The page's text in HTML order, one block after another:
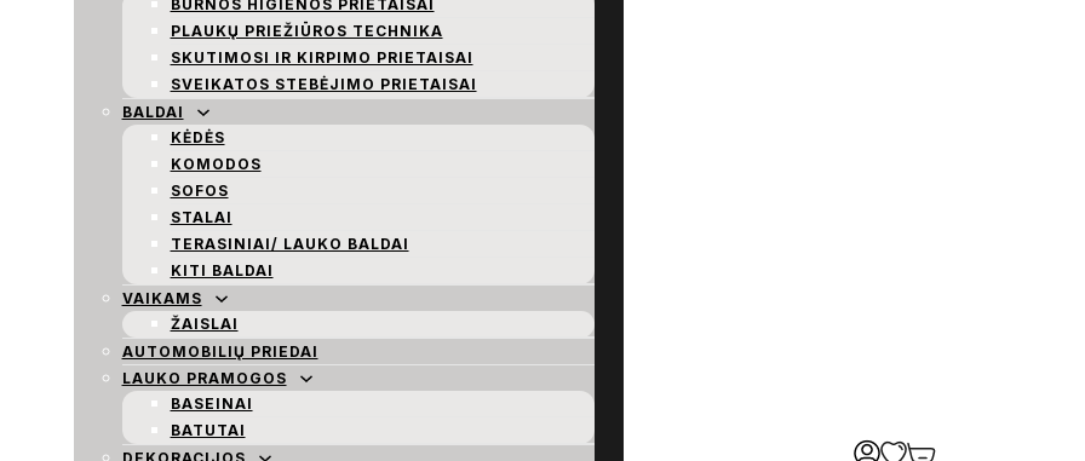
BURNOS HIGIENOS PRIETAISAI
PLAUKŲ PRIEŽIŪROS TECHNIKA
SKUTIMOSI IR KIRPIMO PRIETAISAI
SVEIKATOS STEBĖJIMO PRIETAISAI
BALDAI
KĖDĖS
KOMODOS
SOFOS
STALAI
TERASINIAI/ LAUKO BALDAI
KITI BALDAI
VAIKAMS
ŽAISLAI
AUTOMOBILIŲ PRIEDAI
LAUKO PRAMOGOS
BASEINAI
BATUTAI